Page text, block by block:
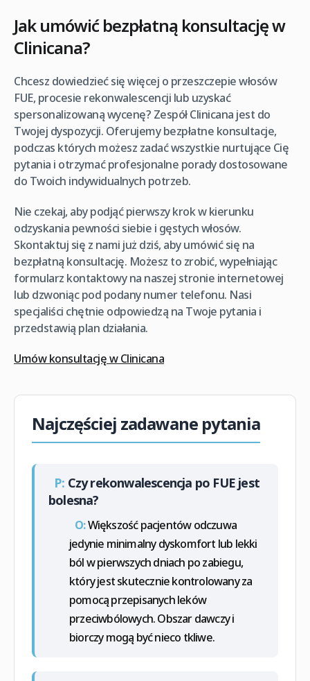
Jak umówić bezpłatną konsultację w
Clinicana?
Chcesz dowiedzieć się więcej o przeszczepie włosów
FUE, procesie rekonwalescencji lub uzyskać
spersonalizowaną wycenę? Zespół Clinicana jest do
Twojej dyspozycji. Oferujemy bezpłatne konsultacje,
podczas których możesz zadać wszystkie nurtujące Cię
pytania i otrzymać profesjonalne porady dostosowane
do Twoich indywidualnych potrzeb.
Nie czekaj, aby podjąć pierwszy krok w kierunku
odzyskania pewności siebie i gęstych włosów.
Skontaktuj się z nami już dziś, aby umówić się na
bezpłatną konsultację. Możesz to zrobić, wypełniając
formularz kontaktowy na naszej stronie internetowej
lub dzwoniąc pod podany numer telefonu. Nasi
specjaliści chętnie odpowiedzą na Twoje pytania i
przedstawią plan działania.
Umów konsultację w Clinicana
Najczęściej zadawane pytania
P: Czy rekonwalescencja po FUE jest
bolesna?
O:Większość pacjentów odczuwa
jedynie minimalny dyskomfort lub lekki
ból w pierwszych dniach po zabiegu,
który jest skutecznie kontrolowany za
pomocą przepisanych leków
przeciwbólowych. Obszar dawczy i
biorczy mogą być nieco tkliwe.